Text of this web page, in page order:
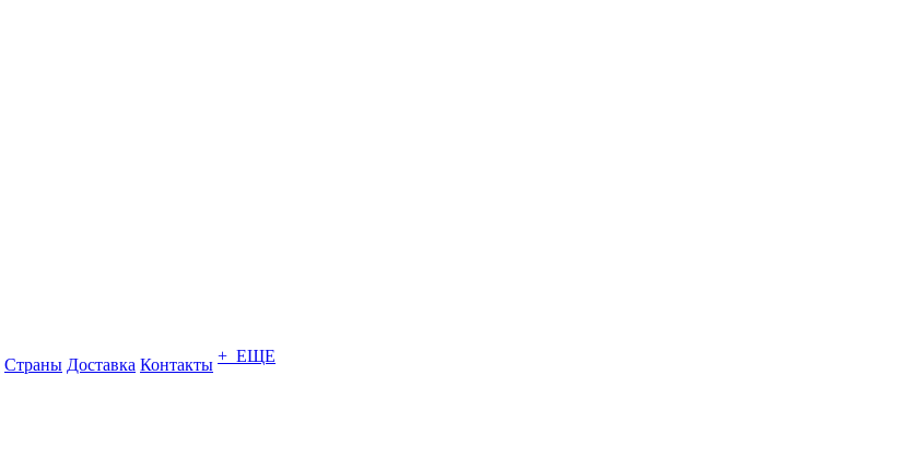
Страны Доставка Контакты + ЕЩЕ